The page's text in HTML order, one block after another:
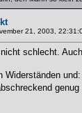
21, 2003,
schlecht.
Widerständen